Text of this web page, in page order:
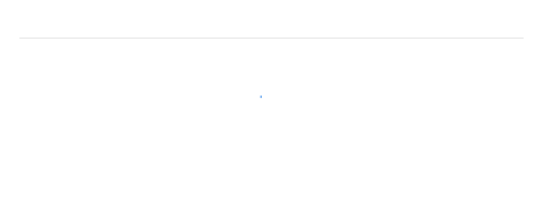
Присоединиться к другим владельцам жилья